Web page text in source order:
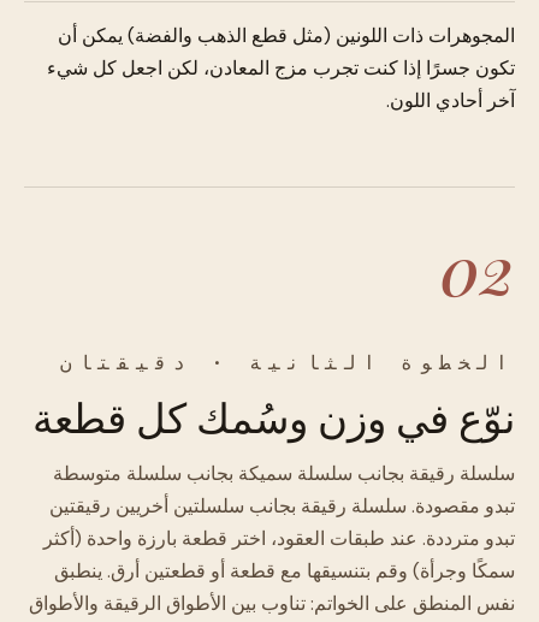
المجوهرات ذات اللونين (مثل قطع الذهب والفضة) يمكن أن
تكون جسرًا إذا كنت تجرب مزج المعادن، لكن اجعل كل شيء
آخر أحادي اللون.
02
الخطوة الثانية · دقيقتان
نوّع في وزن وسُمك كل قطعة
سلسلة رقيقة بجانب سلسلة سميكة بجانب سلسلة متوسطة
تبدو مقصودة. سلسلة رقيقة بجانب سلسلتين أخريين رقيقتين
تبدو مترددة. عند طبقات العقود، اختر قطعة بارزة واحدة (أكثر
سمكًا وجرأة) وقم بتنسيقها مع قطعة أو قطعتين أرق. ينطبق
نفس المنطق على الخواتم: تناوب بين الأطواق الرقيقة والأطواق